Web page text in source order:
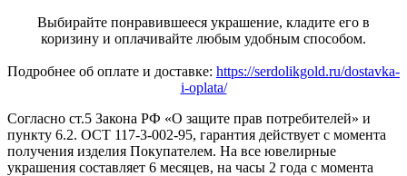
Выбирайте понравившееся украшение, кладите его в
коризину и оплачивайте любым удобным способом.
Подробнее об оплате и доставке: https://serdolikgold.ru/dostavka-
i-oplata/
Согласно ст.5 Закона РФ «О защите прав потребителей» и
пункту 6.2. ОСТ 117-3-002-95, гарантия действует с момента
получения изделия Покупателем. На все ювелирные
украшения составляет 6 месяцев, на часы 2 года с момента